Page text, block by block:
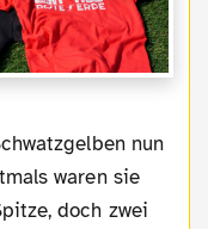
waren sie
doch zwei